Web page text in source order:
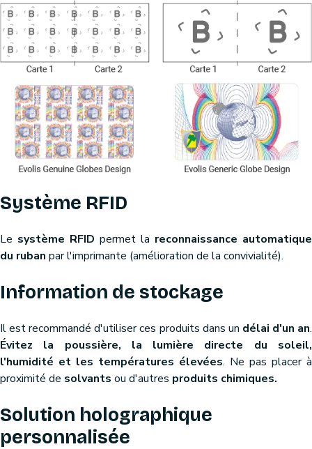
Système RFID
Le système RFID permet la reconnaissance automatique
du ruban par l'imprimante (amélioration de la convivialité).
Information de stockage
Il est recommandé d'utiliser ces produits dans un délai d'un an.
Évitez la poussière, la lumière directe du soleil,
l'humidité et les températures élevées. Ne pas placer à
proximité de solvants ou d'autres produits chimiques.
Solution holographique
personnalisée